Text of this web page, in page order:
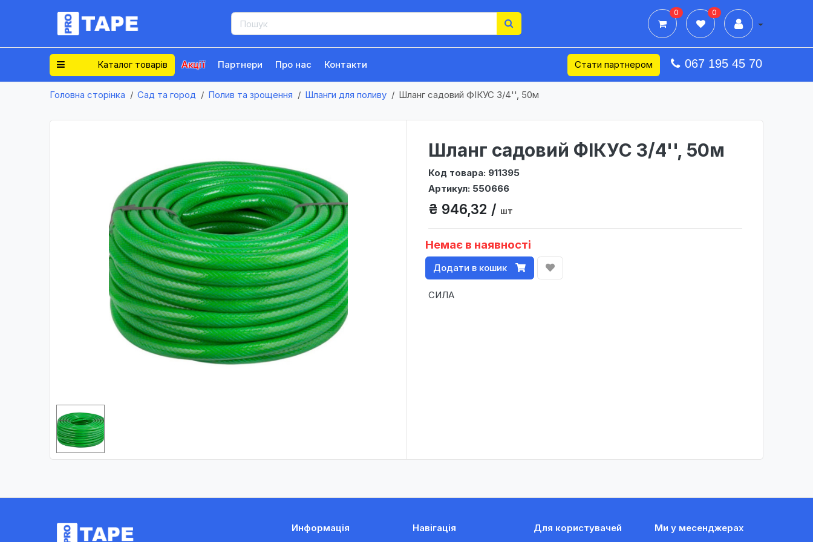
0 0
Каталог товарів Акції Партнери Про нас Контакти Стати партнером 067 195 45 70
Головна сторінка Сад та город Полив та зрощення Шланги для поливу Шланг садовий ФІКУС 3/4'', 50м
Шланг садовий ФІКУС 3/4'', 50м
Код товара: 911395
Артикул: 550666
₴ 946,32 / шт
Немає в наявності
Додати в кошик
СИЛА
Информація Навігація Для користувачей Ми у месенджерах